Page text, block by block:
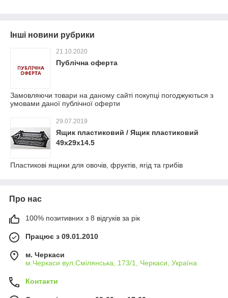
Інші новини рубрики
21.10.2020
Публічна оферта
Замовляючи товари на даному сайті покупці погоджуються з
умовами даної публічної оферти
29.07.2019
Ящик пластиковий / Ящик пластиковий
49х29х14.5
Пластикові ящики для овочів, фруктів, ягід та грибів
Про нас
100% позитивних з 8 відгуків за рік
Працює з 09.01.2010
м. Черкаси
м.Черкаси вул.Смілянська, 173/1, Черкаси, Україна
Контакти